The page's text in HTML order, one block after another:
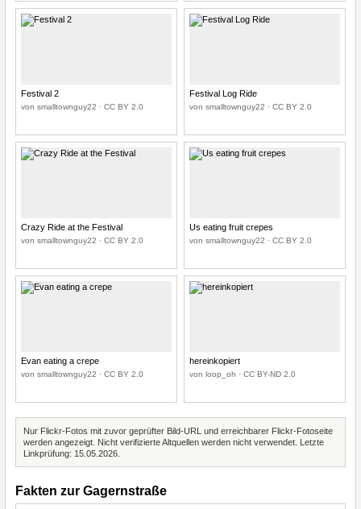
Festival 2
von smalltownguy22 · CC BY 2.0
Festival Log Ride
von smalltownguy22 · CC BY 2.0
Crazy Ride at the Festival
von smalltownguy22 · CC BY 2.0
Us eating fruit crepes
von smalltownguy22 · CC BY 2.0
Evan eating a crepe
von smalltownguy22 · CC BY 2.0
hereinkopiert
von loop_oh · CC BY-ND 2.0
Nur Flickr-Fotos mit zuvor geprüfter Bild-URL und erreichbarer Flickr-Fotoseite
werden angezeigt. Nicht verifizierte Altquellen werden nicht verwendet. Letzte
Linkprüfung: 15.05.2026.
Fakten zur Gagernstraße